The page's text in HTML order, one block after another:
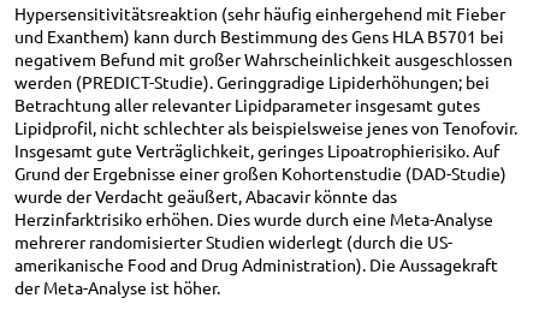
Hypersensitivitätsreaktion (sehr häufig einhergehend mit Fieber
und Exanthem) kann durch Bestimmung des Gens HLA B5701 bei
negativem Befund mit großer Wahrscheinlichkeit ausgeschlossen
werden (PREDICT-Studie). Geringgradige Lipiderhöhungen; bei
Betrachtung aller relevanter Lipidparameter insgesamt gutes
Lipidprofil, nicht schlechter als beispielsweise jenes von Tenofovir.
Insgesamt gute Verträglichkeit, geringes Lipoatrophierisiko. Auf
Grund der Ergebnisse einer großen Kohortenstudie (DAD-Studie)
wurde der Verdacht geäußert, Abacavir könnte das
Herzinfarktrisiko erhöhen. Dies wurde durch eine Meta-Analyse
mehrerer randomisierter Studien widerlegt (durch die US-
amerikanische Food and Drug Administration). Die Aussagekraft
der Meta-Analyse ist höher.